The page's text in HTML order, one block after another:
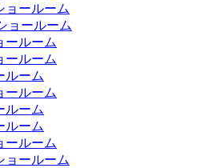
ョールーム
ョールーム
ールーム
ールーム
ルーム
ールーム
ルーム
ルーム
ールーム
ョールーム